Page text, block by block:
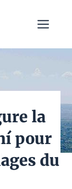
la
pour
du